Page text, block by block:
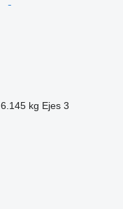
6.145 kg Ejes 3